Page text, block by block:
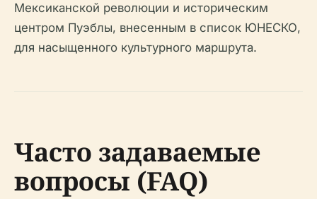
Мексиканской революции и историческим
центром Пуэблы, внесенным в список ЮНЕСКО,
для насыщенного культурного маршрута.
Часто задаваемые
вопросы (FAQ)